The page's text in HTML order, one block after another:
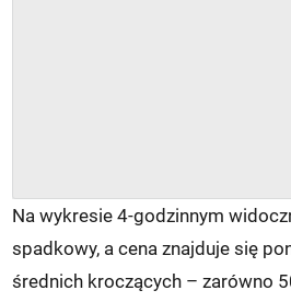
Na wykresie 4-godzinnym
spadkowy, a cena znajduje się
średnich kroczących – zarówno